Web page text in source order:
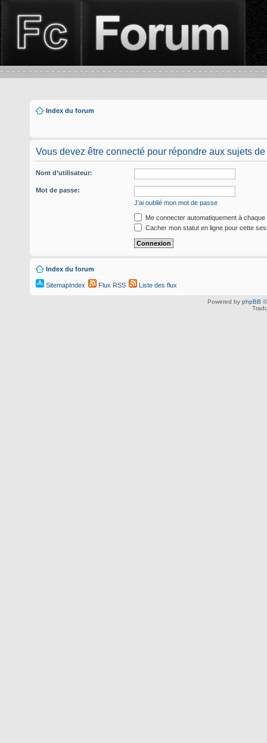
Index du forum
Vous devez être connecté pour répondre aux sujets de
Nom d’utilisateur:
Mot de passe:
J’ai oublié mon mot de passe
Me connecter automatiquement à chaque
Cacher mon statut en ligne pour cette
Index du forum
SitemapIndex Flux RSS Liste des flux
Powered by phpBB